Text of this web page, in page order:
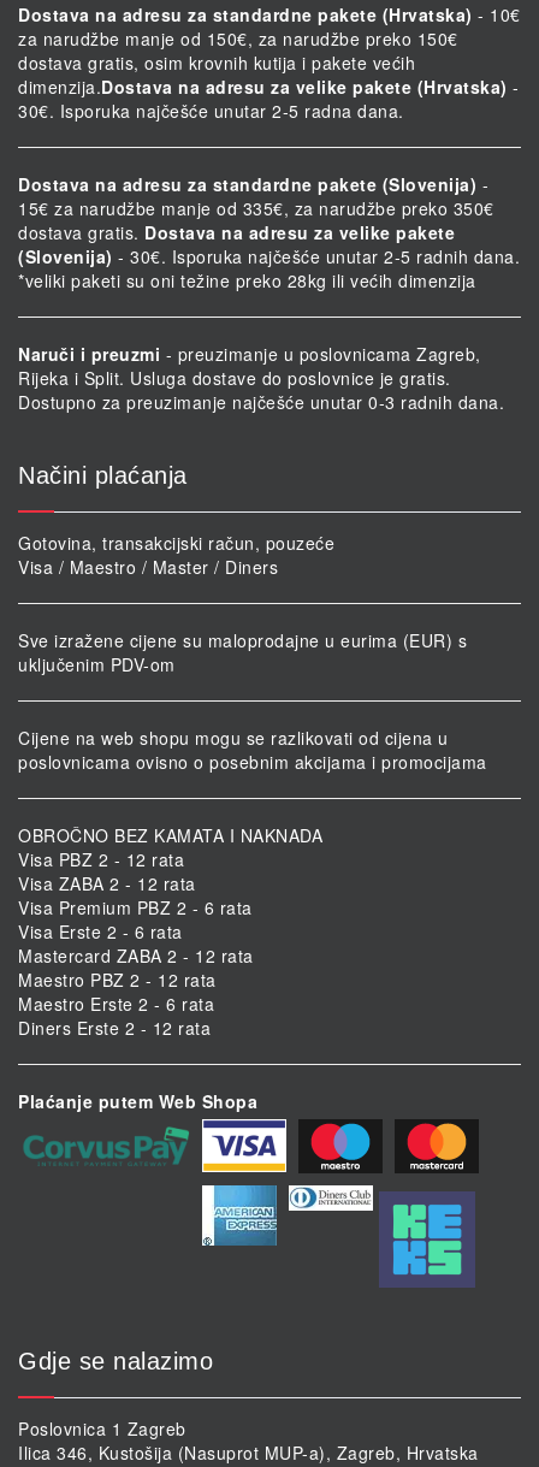
Dostava na adresu za standardne pakete (Hrvatska) - 10€
za narudžbe manje od 150€, za narudžbe preko 150€
dostava gratis, osim krovnih kutija i pakete većih
dimenzija.Dostava na adresu za velike pakete (Hrvatska) -
30€. Isporuka najčešće unutar 2-5 radna dana.
Dostava na adresu za standardne pakete (Slovenija) -
15€ za narudžbe manje od 335€, za narudžbe preko 350€
dostava gratis. Dostava na adresu za velike pakete
(Slovenija) - 30€. Isporuka najčešće unutar 2-5 radnih dana.
*veliki paketi su oni težine preko 28kg ili većih dimenzija
Naruči i preuzmi - preuzimanje u poslovnicama Zagreb,
Rijeka i Split. Usluga dostave do poslovnice je gratis.
Dostupno za preuzimanje najčešće unutar 0-3 radnih dana.
Načini plaćanja
Gotovina, transakcijski račun, pouzeće
Visa / Maestro / Master / Diners
Sve izražene cijene su maloprodajne u eurima (EUR) s
uključenim PDV-om
Cijene na web shopu mogu se razlikovati od cijena u
poslovnicama ovisno o posebnim akcijama i promocijama
OBROČNO BEZ KAMATA I NAKNADA
Visa PBZ 2 - 12 rata
Visa ZABA 2 - 12 rata
Visa Premium PBZ 2 - 6 rata
Visa Erste 2 - 6 rata
Mastercard ZABA 2 - 12 rata
Maestro PBZ 2 - 12 rata
Maestro Erste 2 - 6 rata
Diners Erste 2 - 12 rata
Plaćanje putem Web Shopa
Gdje se nalazimo
Poslovnica 1 Zagreb
Ilica 346, Kustošija (Nasuprot MUP-a), Zagreb, Hrvatska